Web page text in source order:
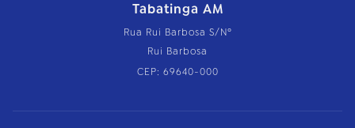
Tabatinga AM
Rua Rui Barbosa S/Nº
Rui Barbosa
CEP: 69640-000